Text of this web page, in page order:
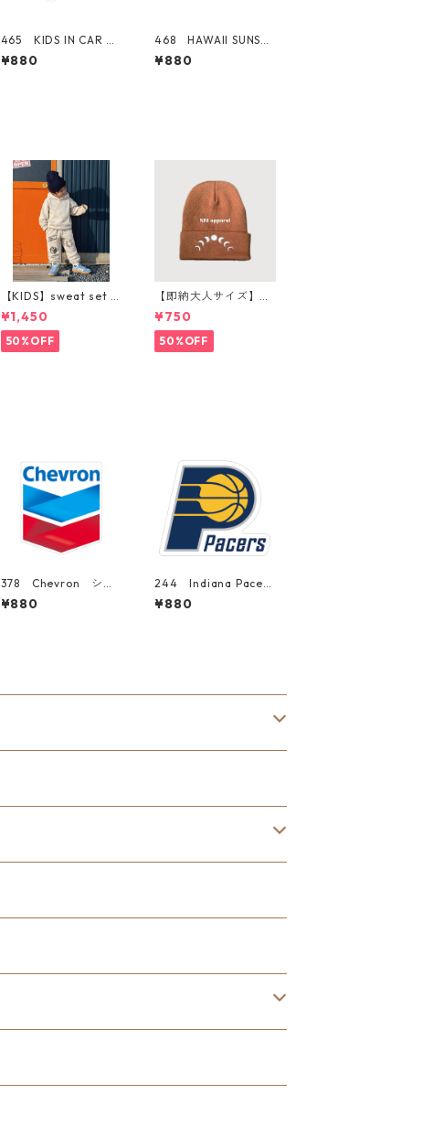
465 KIDS IN CAR Gi
rl 女の子 "Californi
a Market Center"
¥880
468 HAWAII SUNSET
シリーズ！ WAIKIKI
BEACH ロゴ 【ピン
¥880
【KIDS】sweat set u
p パンツ購入ページ
¥1,450
50%OFF
【即納大人サイズ】m
oon beanie
¥750
50%OFF
378 Chevron シェ
ブロン "California
Market Center" ア
¥880
244 Indiana Pacers
"California Market C
enter" アメリカンス
¥880